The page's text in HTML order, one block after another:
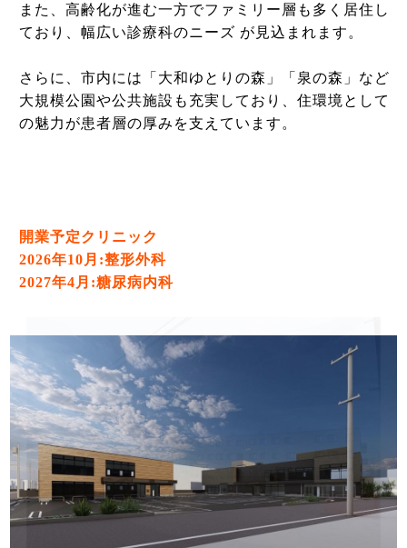
また、高齢化が進む一方でファミリー層も多く居住し
ており、幅広い診療科のニーズ が見込まれます。
さらに、市内には「大和ゆとりの森」「泉の森」など
大規模公園や公共施設も充実しており、住環境として
の魅力が患者層の厚みを支えています。
開業予定クリニック
2026年10月:整形外科
2027年4月:糖尿病内科